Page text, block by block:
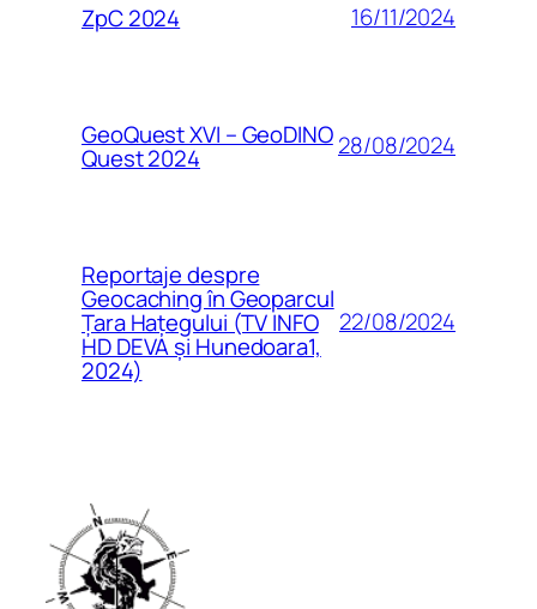
ZpC 2024 16/11/2024
GeoQuest XVI – GeoDINO
Quest 2024 28/08/2024
Reportaje despre
Geocaching în Geoparcul
Țara Hațegului (TV INFO
HD DEVA și Hunedoara1,
2024)
22/08/2024